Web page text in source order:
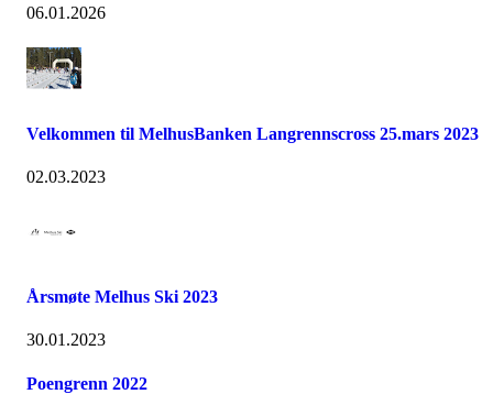
06.01.2026
Velkommen til MelhusBanken Langrennscross 25.mars 2023
02.03.2023
Årsmøte Melhus Ski 2023
30.01.2023
Poengrenn 2022